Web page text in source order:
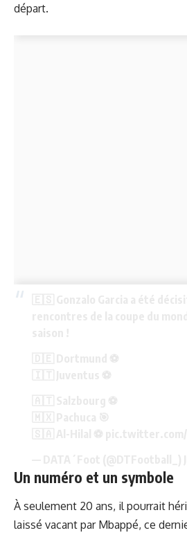
départ.
Un numéro et un symbole
À seulement 20 ans, il pourrait
laissé vacant par Mbappé, ce